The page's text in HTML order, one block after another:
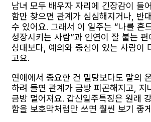
남녀 모두 배우자 자리에 긴장감이 들
함만 찾으면 관계가 심심해지거나, 반
수 있어요. 그래서 이 일주는 “나를 흔
성장시키는 사람”과 인연이 잘 붙는
상대보다, 예의와 중심이 있는 사람이
고요.
연애에서 중요한 건 밀당보다도 말의
하려 들면 관계가 금방 피곤해지고, 지
금방 멀어져요. 갑신일주특징은 원래
함을 보호막처럼만 쓰면 훨씬 보기 좋